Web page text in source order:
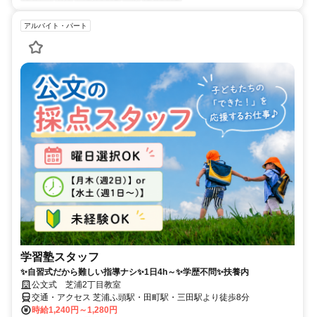
アルバイト・パート
学習塾スタッフ
✨自習式だから難しい指導ナシ✨1日4h～✨学歴不問✨扶養内
公文式 芝浦2丁目教室
交通・アクセス 芝浦ふ頭駅・田町駅・三田駅より徒歩8分
時給1,240円～1,280円